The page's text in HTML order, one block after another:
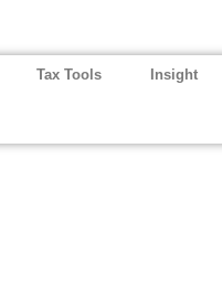
Tax Tools Insight